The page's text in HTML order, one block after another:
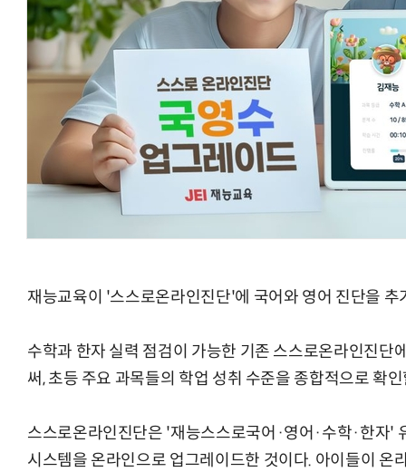
재능교육이 '스스로온라인진단'에 국어와 영어 진단을 추
수학과 한자 실력 점검이 가능한 기존 스스로온라인진단
써, 초등 주요 과목들의 학업 성취 수준을 종합적으로 확
스스로온라인진단은 '재능스스로국어·영어·수학·한자'
시스템을 온라인으로 업그레이드한 것이다. 아이들이 온
AI Native Enterprise를 지원하는 AI Ready Data